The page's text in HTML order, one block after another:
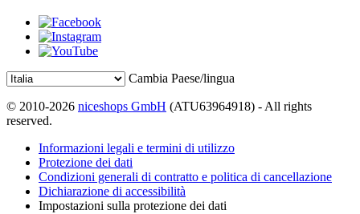
Cambia Paese/lingua
© 2010-2026 niceshops GmbH (ATU63964918) - All rights
reserved.
Informazioni legali e termini di utilizzo
Protezione dei dati
Condizioni generali di contratto e politica di cancellazione
Dichiarazione di accessibilità
Impostazioni sulla protezione dei dati